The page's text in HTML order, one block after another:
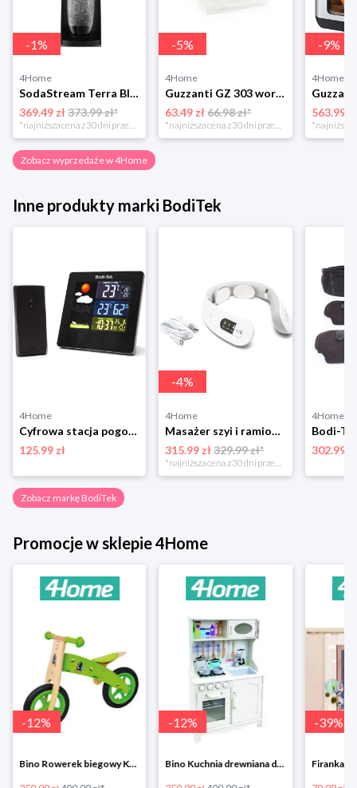
-1%
4Home
SodaStream Terra Black Saturator wody gazowanej Sodastream
369.49 zł373.99 zł*
*najniższa cena z 30 dni przed obniżką
-5%
4Home
Guzzanti GZ 303 woreczki do pakowarki próżniowej 50 szt., 28 x 40 cm
63.49 zł 66.98 zł*
*najniższa cena z 30 dni przed obniżką
-9%
4Home
563.99 zł
Zobacz wyprzedaże w 4Home
Inne produkty marki BodiTek
4Home
Cyfrowa stacja pogodowa Bodi-Tek BodiTek
125.99 zł
-4%
4Home
Masażer szyi i ramion Bodi-Tek BodiTek
315.99 zł 329.99 zł*
4Home
302.99 zł
Zobacz markę BodiTek
Promocje w sklepie 4Home
-12%
Bino Rowerek biegowy Krecik
-12%
Bino Kuchnia drewniana dla dzieci Provence
-39%